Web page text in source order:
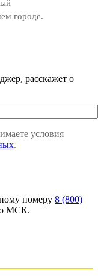
городе.
расскажет о
условия
.
номеру 8 (800)
МСК.